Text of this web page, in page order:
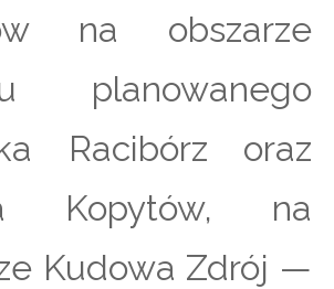
na obszarze
planowanego
Racibórz oraz
Kopytów, na
Kudowa Zdrój —